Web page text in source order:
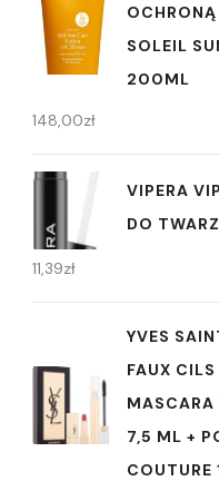
SOLEIL
200ML
148,00zł
VIPERA
DO
11,39zł
YVES
FAUX
MASCARA
7,5 ML +
COUTURE